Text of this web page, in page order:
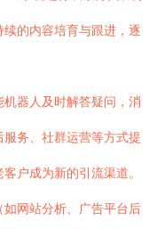
的内容培育与跟进，逐
机器人及时解答疑问，消
务、社群运营等方式提
户成为新的引流渠道。
如网站分析、广告平台后